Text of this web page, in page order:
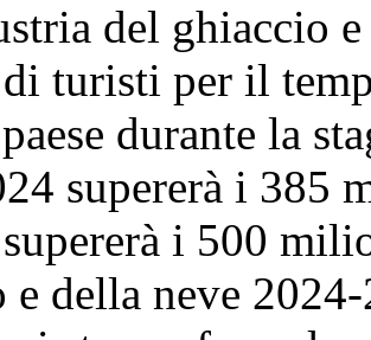
del ghiaccio
turisti per il
durante la
supererà i 385
i 500
e della neve